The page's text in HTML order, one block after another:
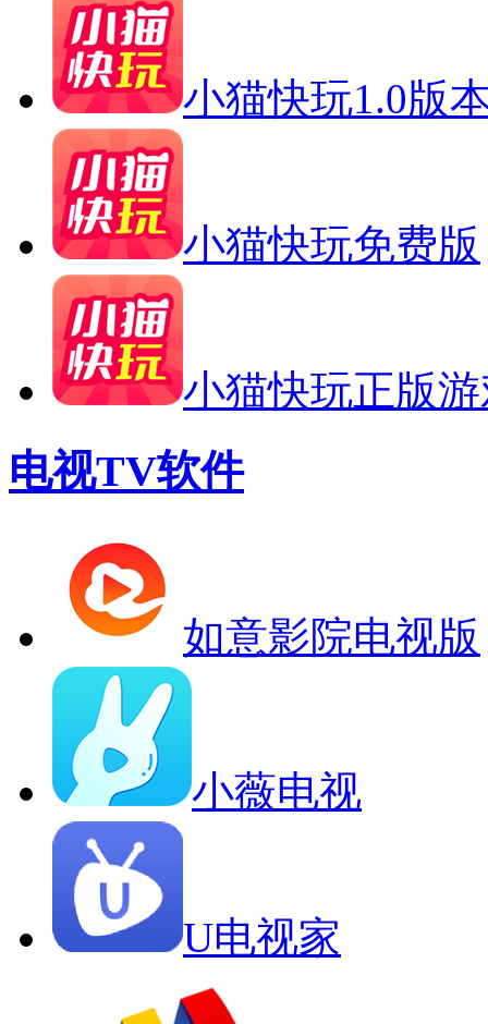
小猫快玩1.0版
小猫快玩免费版
小猫快玩正版
电视TV软件
如意影院电视版
小薇电视
U电视家